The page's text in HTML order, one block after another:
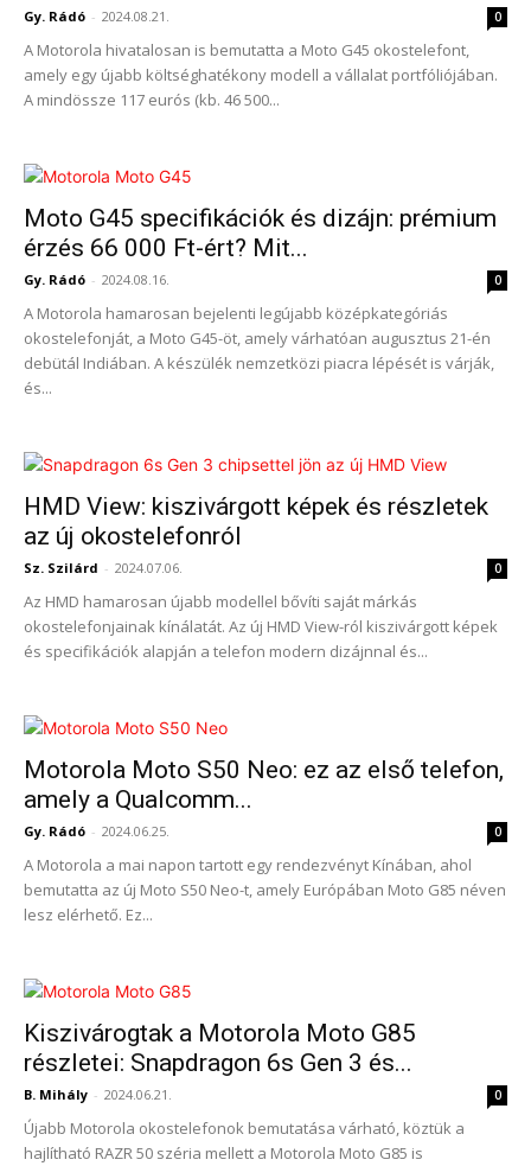
Gy. Rádó - 2024.08.21. 0
A Motorola hivatalosan is bemutatta a Moto G45 okostelefont,
amely egy újabb költséghatékony modell a vállalat portfóliójában.
A mindössze 117 eurós (kb. 46 500...
Moto G45 specifikációk és dizájn: prémium
érzés 66 000 Ft-ért? Mit...
Gy. Rádó - 2024.08.16. 0
A Motorola hamarosan bejelenti legújabb középkategóriás
okostelefonját, a Moto G45-öt, amely várhatóan augusztus 21-én
debütál Indiában. A készülék nemzetközi piacra lépését is várják,
és...
HMD View: kiszivárgott képek és részletek
az új okostelefonról
Sz. Szilárd - 2024.07.06. 0
Az HMD hamarosan újabb modellel bővíti saját márkás
okostelefonjainak kínálatát. Az új HMD View-ról kiszivárgott képek
és specifikációk alapján a telefon modern dizájnnal és...
Motorola Moto S50 Neo: ez az első telefon,
amely a Qualcomm...
Gy. Rádó - 2024.06.25. 0
A Motorola a mai napon tartott egy rendezvényt Kínában, ahol
bemutatta az új Moto S50 Neo-t, amely Európában Moto G85 néven
lesz elérhető. Ez...
Kiszivárogtak a Motorola Moto G85
részletei: Snapdragon 6s Gen 3 és...
B. Mihály - 2024.06.21. 0
Újabb Motorola okostelefonok bemutatása várható, köztük a
hajlítható RAZR 50 széria mellett a Motorola Moto G85 is